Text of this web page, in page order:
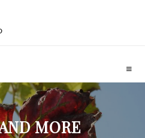
MORE